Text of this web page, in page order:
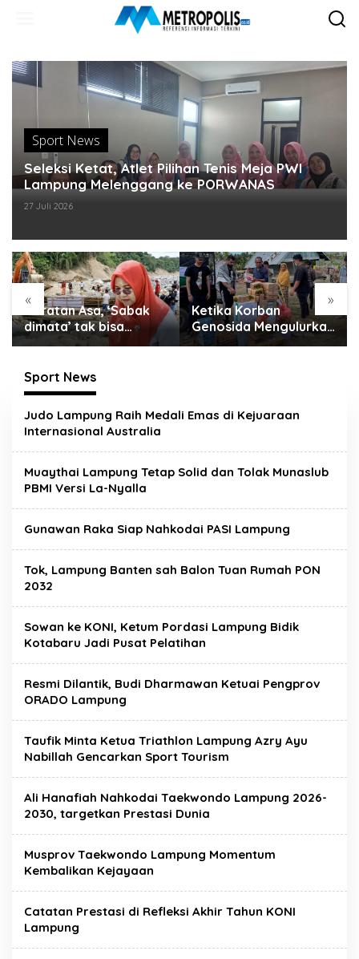
Sport News
Seleksi Ketat, Atlet Pilihan Tenis Meja PWI
Lampung Melenggang ke PORWANAS
27 Juli 2026
« »
Guratan Asa, ‘Sabak
dimata’ tak bisa
disembunyikan..
Ketika Korban
Genosida Mengulurkan
Tangan untuk Aceh
Sport News
Judo Lampung Raih Medali Emas di Kejuaraan
Internasional Australia
Muaythai Lampung Tetap Solid dan Tolak Munaslub
PBMI Versi La-Nyalla
Gunawan Raka Siap Nahkodai PASI Lampung
Tok, Lampung Banten sah Balon Tuan Rumah PON
2032
Sowan ke KONI, Ketum Pordasi Lampung Bidik
Kotabaru Jadi Pusat Pelatihan
Resmi Dilantik, Budi Dharmawan Ketuai Pengprov
ORADO Lampung
Taufik Minta Ketua Triathlon Lampung Azry Ayu
Nabillah Gencarkan Sport Tourism
Ali Hanafiah Nahkodai Taekwondo Lampung 2026-
2030, targetkan Prestasi Dunia
Musprov Taekwondo Lampung Momentum
Kembalikan Kejayaan
Catatan Prestasi di Refleksi Akhir Tahun KONI
Lampung